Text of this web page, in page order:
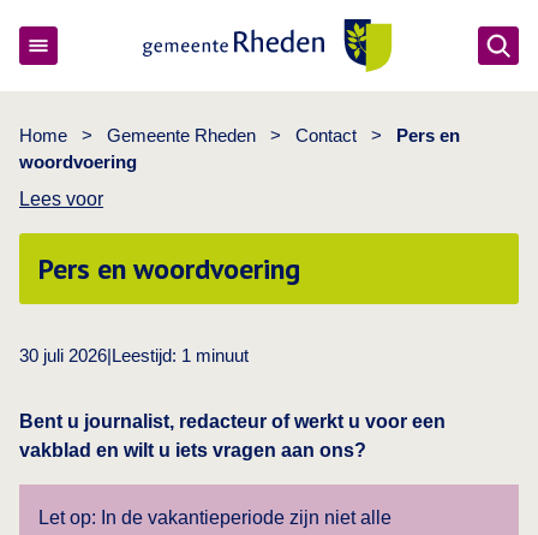
Home > Gemeente Rheden > Contact >
Pers en
woordvoering
Lees voor
Pers en woordvoering
30 juli 2026|Leestijd: 1 minuut
Bent u journalist, redacteur of werkt u voor een
vakblad en wilt u iets vragen aan ons?
Let op: In de vakantieperiode zijn niet alle